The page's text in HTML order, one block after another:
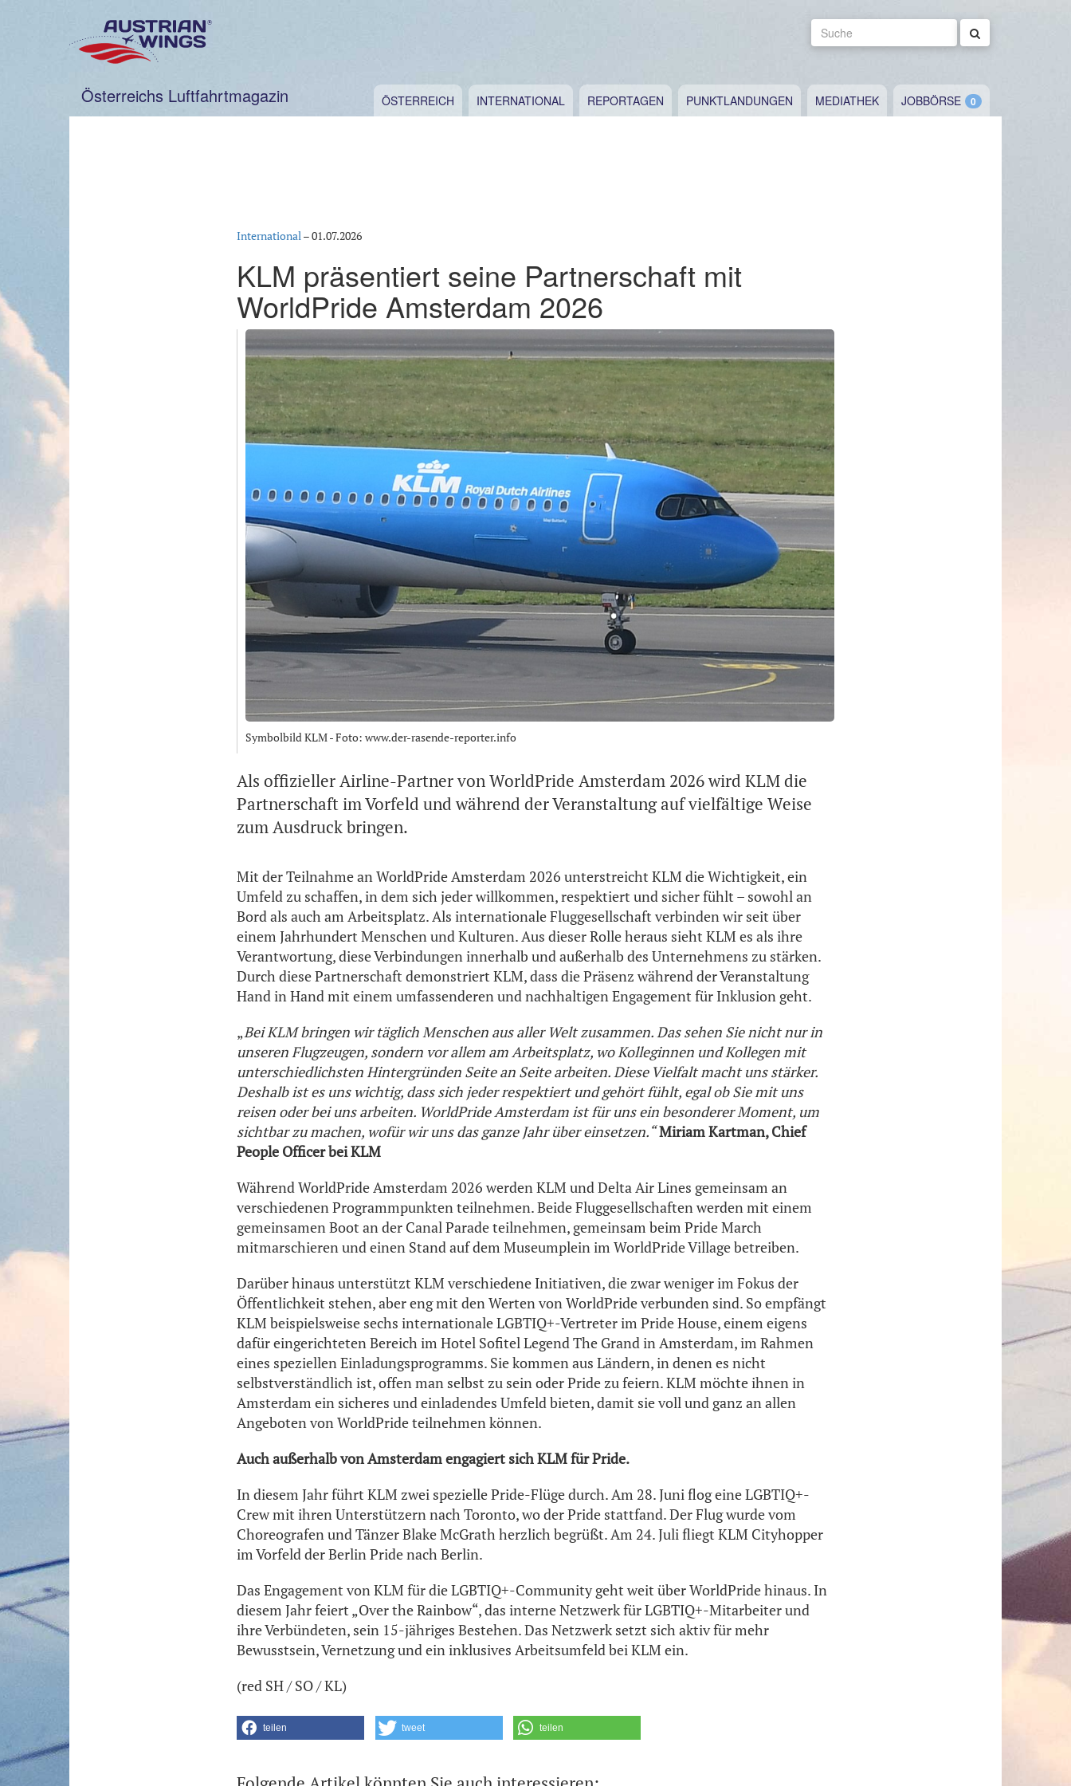
Suche
Österreichs Luftfahrtmagazin ÖSTERREICH INTERNATIONAL REPORTAGEN PUNKTLANDUNGEN MEDIATHEK JOBBÖRSE
International–01.07.2026
KLM präsentiert seine Partnerschaft mit
WorldPride Amsterdam 2026
Symbolbild KLM - Foto: www.der-rasende-reporter.info
Als offizieller Airline-Partner von WorldPride Amsterdam 2026 wird KLM die
Partnerschaft im Vorfeld und während der Veranstaltung auf vielfältige Weise
zum Ausdruck bringen.
Mit der Teilnahme an WorldPride Amsterdam 2026 unterstreicht KLM die Wichtigkeit, ein
Umfeld zu schaffen, in dem sich jeder willkommen, respektiert und sicher fühlt – sowohl an
Bord als auch am Arbeitsplatz. Als internationale Fluggesellschaft verbinden wir seit über
einem Jahrhundert Menschen und Kulturen. Aus dieser Rolle heraus sieht KLM es als ihre
Verantwortung, diese Verbindungen innerhalb und außerhalb des Unternehmens zu stärken.
Durch diese Partnerschaft demonstriert KLM, dass die Präsenz während der Veranstaltung
Hand in Hand mit einem umfassenderen und nachhaltigen Engagement für Inklusion geht.
„Bei KLM bringen wir täglich Menschen aus aller Welt zusammen. Das sehen Sie nicht nur in
unseren Flugzeugen, sondern vor allem am Arbeitsplatz, wo Kolleginnen und Kollegen mit
unterschiedlichsten Hintergründen Seite an Seite arbeiten. Diese Vielfalt macht uns stärker.
Deshalb ist es uns wichtig, dass sich jeder respektiert und gehört fühlt, egal ob Sie mit uns
reisen oder bei uns arbeiten. WorldPride Amsterdam ist für uns ein besonderer Moment, um
sichtbar zu machen, wofür wir uns das ganze Jahr über einsetzen.“Miriam Kartman, Chief
People Officer bei KLM
Während WorldPride Amsterdam 2026 werden KLM und Delta Air Lines gemeinsam an
verschiedenen Programmpunkten teilnehmen. Beide Fluggesellschaften werden mit einem
gemeinsamen Boot an der Canal Parade teilnehmen, gemeinsam beim Pride March
mitmarschieren und einen Stand auf dem Museumplein im WorldPride Village betreiben.
Darüber hinaus unterstützt KLM verschiedene Initiativen, die zwar weniger im Fokus der
Öffentlichkeit stehen, aber eng mit den Werten von WorldPride verbunden sind. So empfängt
KLM beispielsweise sechs internationale LGBTIQ+-Vertreter im Pride House, einem eigens
dafür eingerichteten Bereich im Hotel Sofitel Legend The Grand in Amsterdam, im Rahmen
eines speziellen Einladungsprogramms. Sie kommen aus Ländern, in denen es nicht
selbstverständlich ist, offen man selbst zu sein oder Pride zu feiern. KLM möchte ihnen in
Amsterdam ein sicheres und einladendes Umfeld bieten, damit sie voll und ganz an allen
Angeboten von WorldPride teilnehmen können.
Auch außerhalb von Amsterdam engagiert sich KLM für Pride.
In diesem Jahr führt KLM zwei spezielle Pride-Flüge durch. Am 28. Juni flog eine LGBTIQ+-
Crew mit ihren Unterstützern nach Toronto, wo der Pride stattfand. Der Flug wurde vom
Choreografen und Tänzer Blake McGrath herzlich begrüßt. Am 24. Juli fliegt KLM Cityhopper
im Vorfeld der Berlin Pride nach Berlin.
Das Engagement von KLM für die LGBTIQ+-Community geht weit über WorldPride hinaus. In
diesem Jahr feiert „Over the Rainbow“, das interne Netzwerk für LGBTIQ+-Mitarbeiter und
ihre Verbündeten, sein 15-jähriges Bestehen. Das Netzwerk setzt sich aktiv für mehr
Bewusstsein, Vernetzung und ein inklusives Arbeitsumfeld bei KLM ein.
(red SH / SO / KL)
teilen tweet teilen